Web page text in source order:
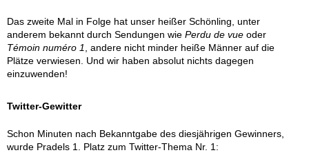
Das zweite Mal in Folge hat unser heißer Schönling, unter
anderem bekannt durch Sendungen wie Perdu de vue oder
Témoin numéro 1
, andere nicht minder heiße Männer auf die
Plätze verwiesen. Und wir haben absolut nichts dagegen
einzuwenden!
Twitter-Gewitter
Schon Minuten nach Bekanntgabe des diesjährigen Gewinners,
wurde Pradels 1. Platz zum Twitter-Thema Nr. 1: